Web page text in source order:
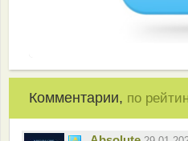
Комментарии, по